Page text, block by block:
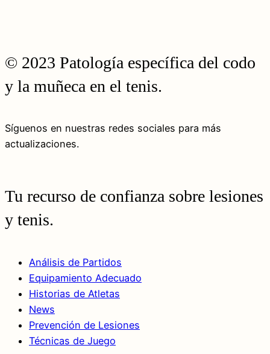
© 2023 Patología específica del codo
y la muñeca en el tenis.
Síguenos en nuestras redes sociales para más
actualizaciones.
Tu recurso de confianza sobre lesiones
y tenis.
Análisis de Partidos
Equipamiento Adecuado
Historias de Atletas
News
Prevención de Lesiones
Técnicas de Juego